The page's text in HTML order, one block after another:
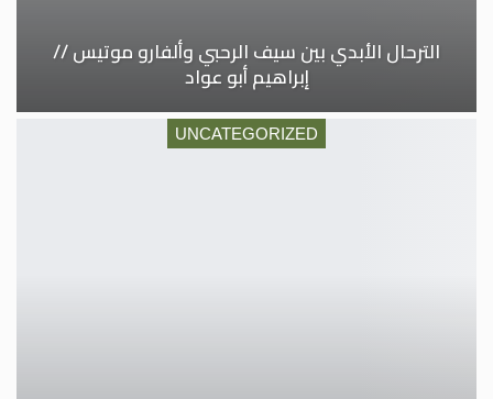
الترحال الأبدي بين سيف الرحبي وألفارو موتيس //
إبراهيم أبو عواد
UNCATEGORIZED